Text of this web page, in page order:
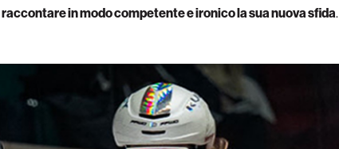
raccontare in modo competente e ironico la sua nuova sfida.